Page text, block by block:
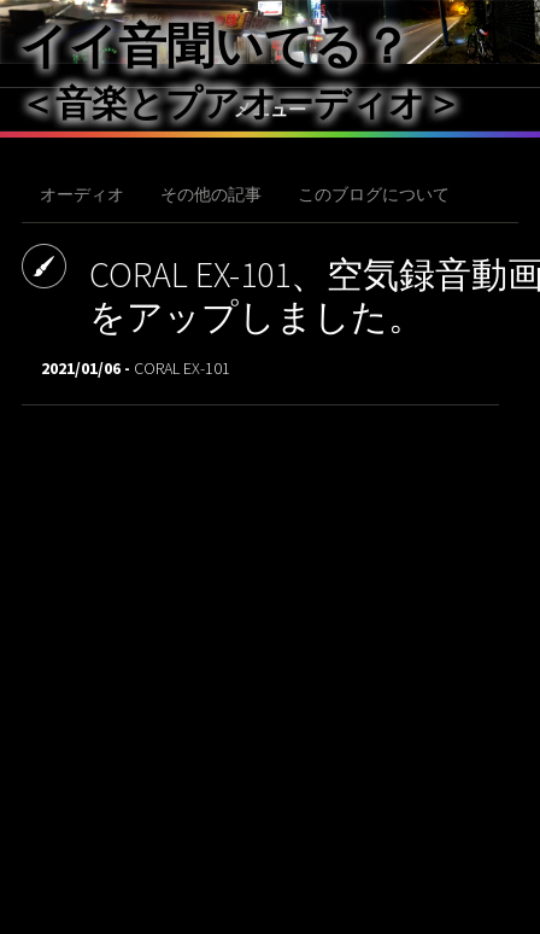
イイ音聞いてる？
＜音楽とプアオーディオ＞
メニュー
オーディオ その他の記事 このブログについて
CORAL EX-101、空気録音動
をアップしました。
2021/01/06 - CORAL EX-101